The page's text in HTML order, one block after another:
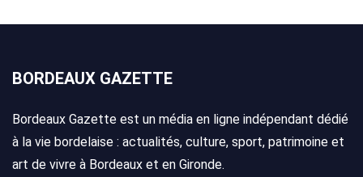
BORDEAUX GAZETTE
Bordeaux Gazette est un média en ligne indépendant dédié
à la vie bordelaise : actualités, culture, sport, patrimoine et
art de vivre à Bordeaux et en Gironde.